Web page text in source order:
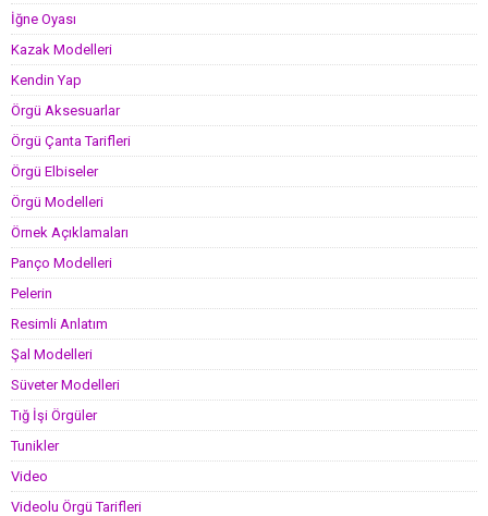
İğne Oyası
Kazak Modelleri
Kendin Yap
Örgü Aksesuarlar
Örgü Çanta Tarifleri
Örgü Elbiseler
Örgü Modelleri
Örnek Açıklamaları
Panço Modelleri
Pelerin
Resimli Anlatım
Şal Modelleri
Süveter Modelleri
Tığ İşi Örgüler
Tunikler
Video
Videolu Örgü Tarifleri